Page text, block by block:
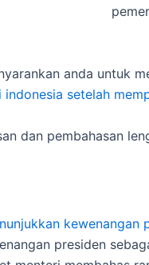
anda untuk
setelah
dan pembahasan
kewenangan
presiden